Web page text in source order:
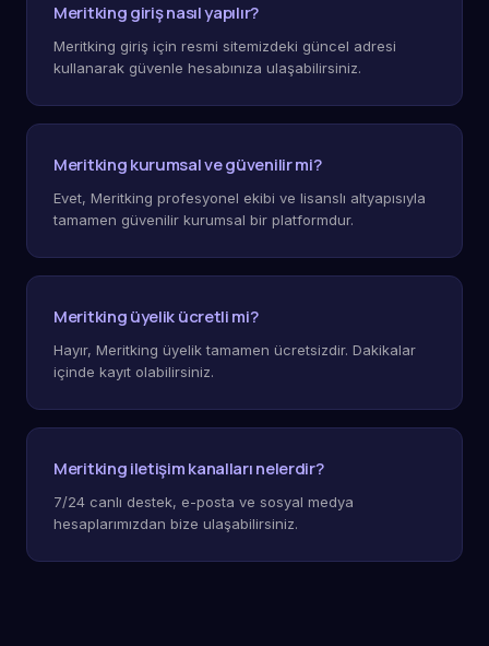
Meritking giriş nasıl yapılır?
Meritking giriş için resmi sitemizdeki güncel adresi
kullanarak güvenle hesabınıza ulaşabilirsiniz.
Meritking kurumsal ve güvenilir mi?
Evet, Meritking profesyonel ekibi ve lisanslı altyapısıyla
tamamen güvenilir kurumsal bir platformdur.
Meritking üyelik ücretli mi?
Hayır, Meritking üyelik tamamen ücretsizdir. Dakikalar
içinde kayıt olabilirsiniz.
Meritking iletişim kanalları nelerdir?
7/24 canlı destek, e-posta ve sosyal medya
hesaplarımızdan bize ulaşabilirsiniz.